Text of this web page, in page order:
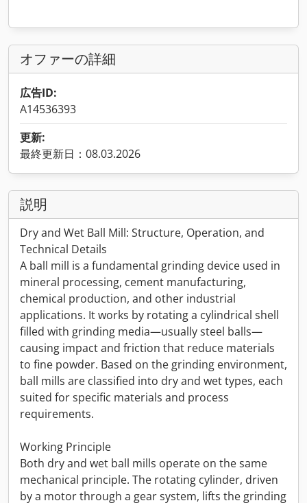
オファーの詳細
広告ID:
A14536393
更新:
最終更新日：08.03.2026
説明
Dry and Wet Ball Mill: Structure, Operation, and
Technical Details
A ball mill is a fundamental grinding device used in
mineral processing, cement manufacturing,
chemical production, and other industrial
applications. It works by rotating a cylindrical shell
filled with grinding media—usually steel balls—
causing impact and friction that reduce materials
to fine powder. Based on the grinding environment,
ball mills are classified into dry and wet types, each
suited for specific materials and process
requirements.
Working Principle
Both dry and wet ball mills operate on the same
mechanical principle. The rotating cylinder, driven
by a motor through a gear system, lifts the grinding